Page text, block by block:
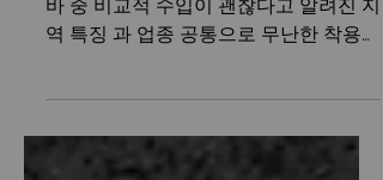
역 & 착용 옷 추천 가이드
역 특징 과 업종 공통으로 무난한 착용
옷(복장) 추천 을 정리한 정보형 가이드